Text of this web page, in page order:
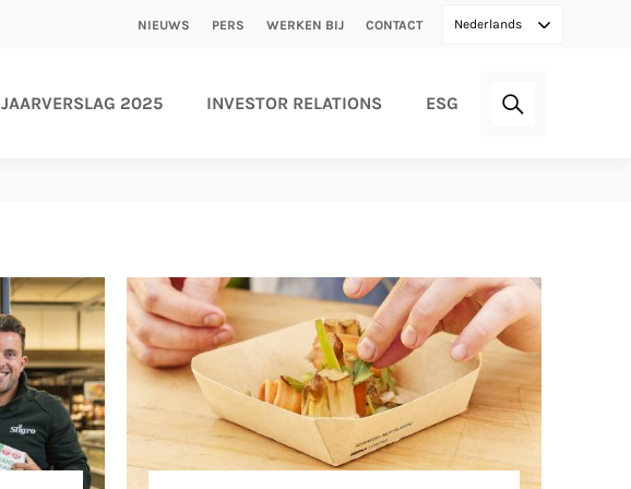
Secondary
NIEUWS PERS WERKEN BIJ CONTACT Nederlands
JAARVERSLAG 2025 INVESTOR RELATIONS ESG